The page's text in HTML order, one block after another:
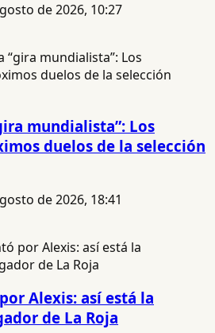
de 2026, 10:27
mundialista”: Los
duelos de la selección
de 2026, 18:41
Alexis: así está la
de La Roja